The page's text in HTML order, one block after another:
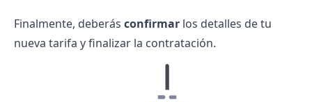
Finalmente, deberás confirmar los detalles de tu
nueva tarifa y finalizar la contratación.